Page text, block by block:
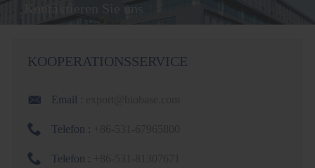
Kontaktieren Sie uns
KOOPERATIONSSERVICE
 Email :
 Telefon :
 Telefon :